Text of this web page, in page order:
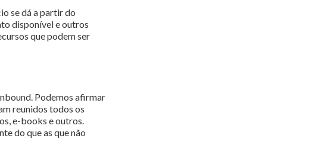
se dá a partir do
disponível e outros
que podem ser
Podemos afirmar
reunidos todos os
e-books e outros.
do que as que não